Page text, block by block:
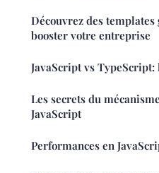
Découvrez des templates
booster votre entreprise
JavaScript vs
Les secrets du
JavaScript
Performances en